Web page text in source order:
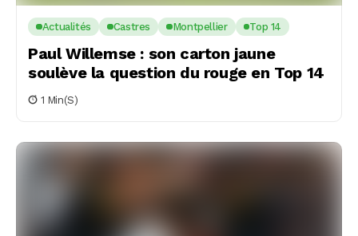
Actualités Castres Montpellier Top 14
Paul Willemse : son carton jaune
soulève la question du rouge en Top 14
1 Min(s)